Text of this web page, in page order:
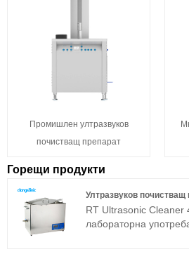
Промишлен ултразвуков
почистващ препарат
Горещи продукти
Ултразвуков почистващ
RT Ultrasonic Cleaner
лабораторна